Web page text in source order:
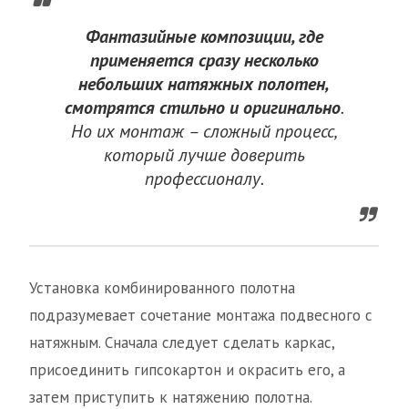
Фантазийные композиции, где
применяется сразу несколько
небольших натяжных полотен,
смотрятся стильно и оригинально.
Но их монтаж – сложный процесс,
который лучше доверить
профессионалу.
Установка комбинированного полотна
подразумевает сочетание монтажа подвесного с
натяжным. Сначала следует сделать каркас,
присоединить гипсокартон и окрасить его, а
затем приступить к натяжению полотна.